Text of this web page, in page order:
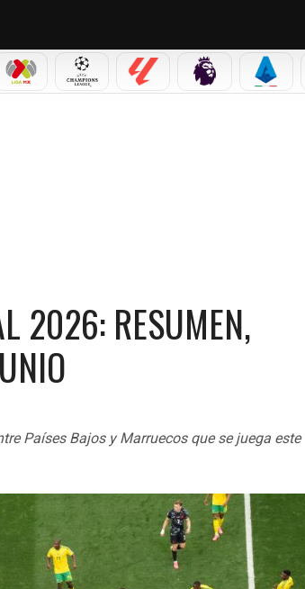
MEXICANA
LIGA MX CHAMPIONS LEAGUE
LALIGA PREMIER LEAGUE
SERIE A
2026: RESUMEN,
Países Bajos y Marruecos que se juega este